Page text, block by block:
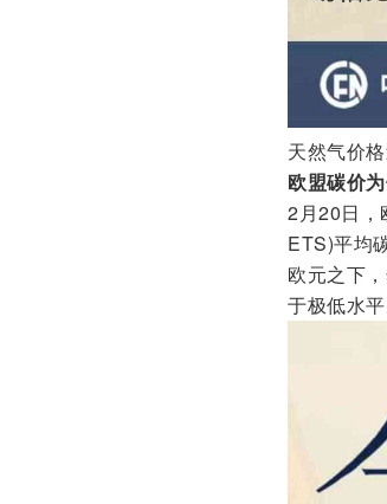
天然气价
欧盟碳价
2月20日，
ETS)平均
欧元之下
于极低水平